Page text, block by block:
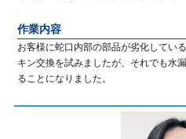
作業内容
お客様に蛇口内部の部品が劣化してい
キン交換を試みましたが、それでも水
ることになりました。